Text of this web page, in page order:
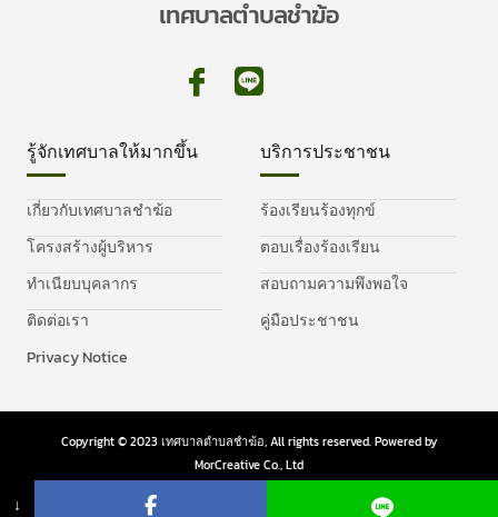
เทศบาลตำบลชำฆ้อ
รู้จักเทศบาลให้มากขึ้น
เกี่ยวกับเทศบาลชำฆ้อ
โครงสร้างผู้บริหาร
ทำเนียบบุคลากร
ติดต่อเรา
Privacy Notice
บริการประชาชน
ร้องเรียนร้องทุกข์
ตอบเรื่องร้องเรียน
สอบถามความพึงพอใจ
คู่มือประชาชน
Copyright © 2023 เทศบาลตำบลชำฆ้อ, All rights reserved. Powered by
MorCreative Co., Ltd
↓